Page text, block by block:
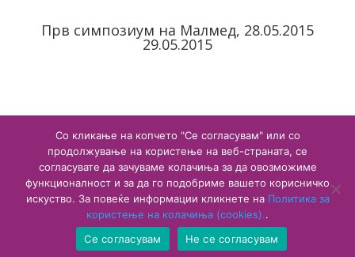
Прв симпозиум на Малмед, 28.05.2015
29.05.2015
Facebook
Twitter
EmailShare
Copyright © 2020 Агенција за лекови и медицински
средства. Сите права се заштитени.
Со кликање на копчето "Се согласувам" или со
продолжување на користење на веб-страната, се
согласувате да зачуваме колачиња за да овозможиме
функционалност и за да го подобриме вашето корисничко
искуство. За повеќе информации кликнете на Политика за
користење на колачиња (cookies)..
Се согласувам
Не се согласувам